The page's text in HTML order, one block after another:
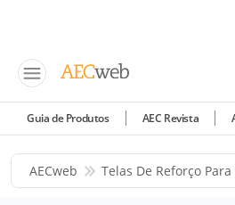
Guia de Produtos AEC Revista
AECweb Telas De Reforço